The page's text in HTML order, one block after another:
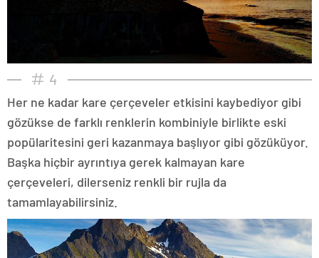
4
Her ne kadar kare çerçeveler etkisini kaybediyor gibi
gözükse de farklı renklerin kombiniyle birlikte eski
popülaritesini geri kazanmaya başlıyor gibi gözüküyor.
Başka hiçbir ayrıntıya gerek kalmayan kare
çerçeveleri, dilerseniz renkli bir rujla da
tamamlayabilirsiniz.